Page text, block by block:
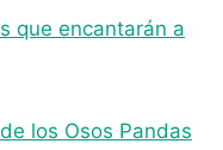
que encantarán a
los Osos Pandas